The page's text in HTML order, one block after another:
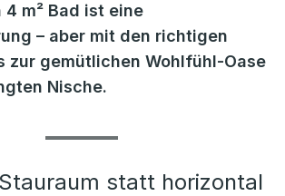
4 m² Bad ist eine
– aber mit den richtigen
zur gemütlichen Wohlfühl-Oase
Nische.
statt horizontal